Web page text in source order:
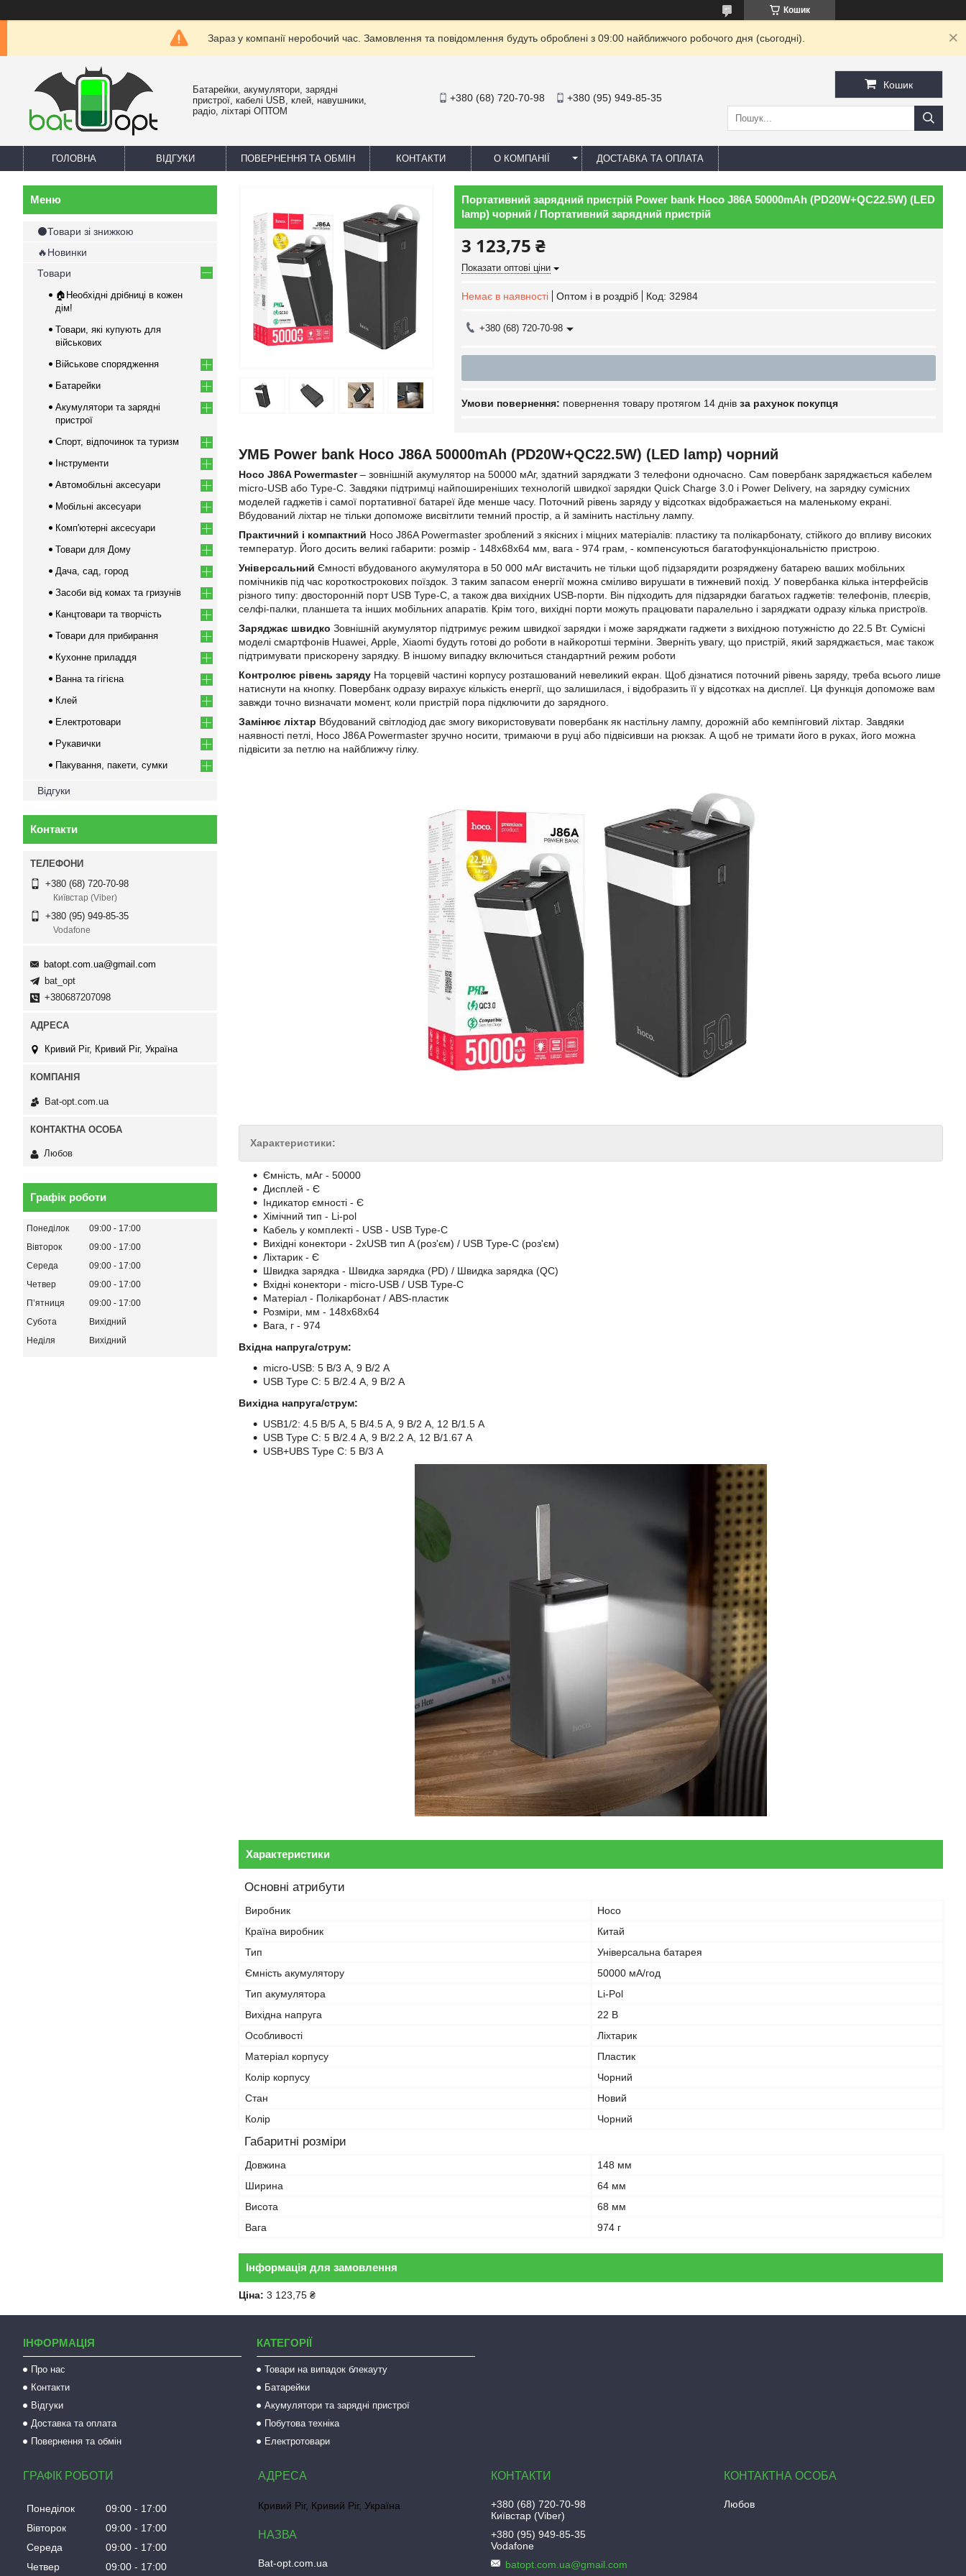
Кошик
Зараз у компанії неробочий час. Замовлення та повідомлення будуть оброблені з 09:00 найближчого робочого дня (сьогодні).
Батарейки, акумулятори, зарядні
пристрої, кабелі USB, клей, навушники,
радіо, ліхтарі ОПТОМ
+380 (68) 720-70-98 +380 (95) 949-85-35
Кошик
ГОЛОВНА ВІДГУКИ ПОВЕРНЕННЯ ТА ОБМІН КОНТАКТИ О КОМПАНІЇ ДОСТАВКА ТА ОПЛАТА
Портативний зарядний пристрій Power bank Hoco J86A 50000mAh (PD20W+QC22.5W) (LED
lamp) чорний / Портативний зарядний пристрій
3 123,75 ₴
Показати оптові ціни
Немає в наявності Оптом і в роздріб Код: 32984
+380 (68) 720-70-98
повернення товару протягом 14 днів за рахунок покупця
УМБ Power bank Hoco J86A 50000mAh (PD20W+QC22.5W) (LED lamp) чорний
Hoco J86A Powermaster– зовнішній акумулятор на 50000 мАг, здатний заряджати 3 телефони одночасно. Сам повербанк заряджається кабелем
micro-USB або Type-C. Завдяки підтримці найпоширеніших технологій швидкої зарядки Quick Charge 3.0 і Power Delivery, на зарядку сумісних
моделей гаджетів і самої портативної батареї йде менше часу. Поточний рівень заряду у відсотках відображається на маленькому екрані.
Вбудований ліхтар не тільки допоможе висвітлити темний простір, а й замінить настільну лампу.
Практичний і компактний Hoco J86A Powermaster зроблений з якісних і міцних матеріалів: пластику та полікарбонату, стійкого до впливу високих
температур. Його досить великі габарити: розмір - 148x68x64 мм, вага - 974 грам, - компенсуються багатофункціональністю пристрою.
Універсальний Ємності вбудованого акумулятора в 50 000 мАг вистачить не тільки щоб підзарядити розряджену батарею ваших мобільних
помічників під час короткострокових поїздок. З таким запасом енергії можна сміливо вирушати в тижневий похід. У повербанка кілька інтерфейсів
різного типу: двосторонній порт USB Type-C, а також два вихідних USB-порти. Він підходить для підзарядки багатьох гаджетів: телефонів, плеєрів,
селфі-палки, планшета та інших мобільних апаратів. Крім того, вихідні порти можуть працювати паралельно і заряджати одразу кілька пристроїв.
Заряджає швидко Зовнішній акумулятор підтримує режим швидкої зарядки і може заряджати гаджети з вихідною потужністю до 22.5 Вт. Сумісні
моделі смартфонів Huawei, Apple, Xiaomi будуть готові до роботи в найкоротші терміни. Зверніть увагу, що пристрій, який заряджається, має також
підтримувати прискорену зарядку. В іншому випадку включиться стандартний режим роботи
Контролює рівень заряду На торцевій частині корпусу розташований невеликий екран. Щоб дізнатися поточний рівень заряду, треба всього лише
натиснути на кнопку. Повербанк одразу вирахує кількість енергії, що залишилася, і відобразить її у відсотках на дисплеї. Ця функція допоможе вам
завжди точно визначати момент, коли пристрій пора підключити до зарядного.
Замінює ліхтар Вбудований світлодіод дає змогу використовувати повербанк як настільну лампу, дорожній або кемпінговий ліхтар. Завдяки
наявності петлі, Hoco J86A Powermaster зручно носити, тримаючи в руці або підвісивши на рюкзак. А щоб не тримати його в руках, його можна
підвісити за петлю на найближчу гілку.
Характеристики:
Ємність, мАг - 50000
Дисплей - Є
Індикатор ємності - Є
Хімічний тип - Li-pol
Кабель у комплекті - USB - USB Type-C
Вихідні конектори - 2xUSB тип A (роз'єм) / USB Type-C (роз'єм)
Ліхтарик - Є
Швидка зарядка - Швидка зарядка (PD) / Швидка зарядка (QC)
Вхідні конектори - micro-USB / USB Type-C
Матеріал - Полікарбонат / ABS-пластик
Розміри, мм - 148x68x64
Вага, г - 974
Вхідна напруга/струм:
micro-USB: 5 В/3 А, 9 В/2 А
USB Type C: 5 В/2.4 А, 9 В/2 А
Вихідна напруга/струм:
USB1/2: 4.5 В/5 А, 5 В/4.5 А, 9 В/2 А, 12 В/1.5 А
USB Type C: 5 В/2.4 А, 9 В/2.2 А, 12 В/1.67 А
USB+UBS Type C: 5 В/3 А
Характеристики
Основні атрибути
Виробник
Hoco
Країна виробник
Китай
Тип
Універсальна батарея
Ємність акумулятору
50000 мА/год
Тип акумулятора
Li-Pol
Вихідна напруга
22 В
Особливості
Ліхтарик
Матеріал корпусу
Пластик
Колір корпусу
Чорний
Стан
Новий
Колір
Чорний
Габаритні розміри
Довжина
148 мм
Ширина
64 мм
Висота
68 мм
Вага
974 г
Інформація для замовлення
Ціна: 3 123,75 ₴
⚫Товари зі знижкою
🔥Новинки
Товари
🏠Необхідні дрібниці в кожен
дім!
Товари, які купують для
військових
Військове спорядження
Батарейки
Акумулятори та зарядні
пристрої
Спорт, відпочинок та туризм
Інструменти
Автомобільні аксесуари
Мобільні аксесуари
Комп'ютерні аксесуари
Товари для Дому
Дача, сад, город
Засоби від комах та гризунів
Канцтовари та творчість
Товари для прибирання
Кухонне приладдя
Ванна та гігієна
Клей
Електротовари
Рукавички
Пакування, пакети, сумки
Відгуки
Контакти
+380 (68) 720-70-98
Київстар (Viber)
+380 (95) 949-85-35
Vodafone
batopt.com.ua@gmail.com
bat_opt
+380687207098
Кривий Ріг, Кривий Ріг, Україна
Bat-opt.com.ua
Любов
Графік роботи
Понеділок 09:00
17:00
Вівторок
09:00
17:00
Середа
09:00
17:00
Четвер
09:00
17:00
Пʼятниця
09:00
17:00
Субота
Вихідний
Неділя
Вихідний
ІНФОРМАЦІЯ
Про нас
Контакти
Відгуки
Доставка та оплата
Повернення та обмін
КАТЕГОРІЇ
Товари на випадок блекауту
Батарейки
Акумулятори та зарядні пристрої
Побутова техніка
Електротовари
ГРАФІК РОБОТИ
Понеділок 09:00
17:00
Вівторок
09:00
17:00
Середа
09:00
17:00
Четвер
09:00 17:00
Кривий Ріг, Кривий Ріг, Україна
Bat-opt.com.ua
+380 (68) 720-70-98
Київстар (Viber)
+380 (95) 949-85-35
Vodafone
batopt.com.ua@gmail.com
Любов